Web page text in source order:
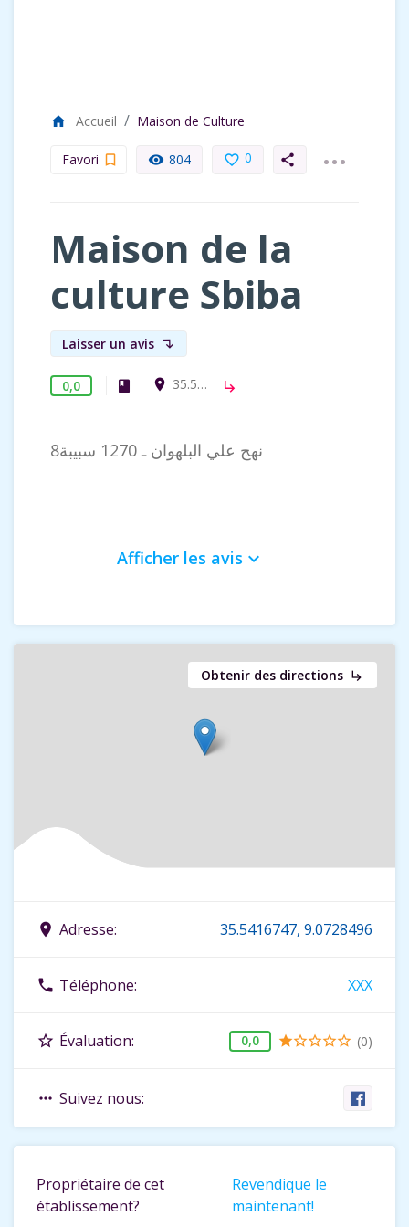
home Accueil Maison de Culture
Favori bookmark_border remove_red_eye 804 favorite_border 0 share ...
Maison de la
culture Sbiba
Laisser un avis subdirectory_arrow_left
0,0 book Maison de Culture
room 35.5416747, 9.0728496 subdirectory_arrow_right
8نهج علي البلهوان ـ 1270 سبيبة
Afficher les avis keyboard_arrow_down
Obtenir des directions subdirectory_arrow_right
place Adresse: 35.5416747, 9.0728496
phone Téléphone: XXX
star_border Évaluation: 0,0 starstar_borderstar_borderstar_borderstar_border (0)
more_horiz Suivez nous:
Propriétaire de cet
établissement?
Revendique le
maintenant!